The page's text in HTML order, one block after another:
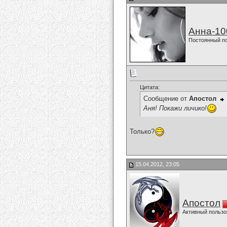
Анна-
Постоянный
Цитата:
Сообщение от Апостол
Аня! Покажи личико!
Только?
15.04.2012, 23:05
Апостол
Активный